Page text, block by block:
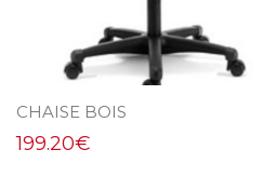
CHAISE BOIS
199.20€